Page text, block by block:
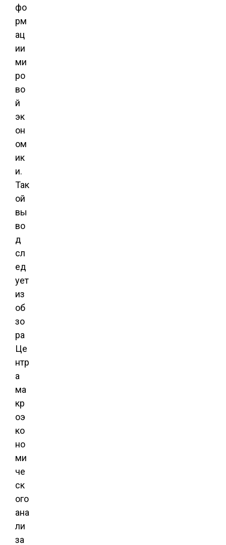
фо
рм
ац
ии
ми
ро
во
й
эк
он
ом
ик
и.
Так
ой
вы
во
д
сл
ед
ует
из
об
зо
ра
Це
нтр
а
ма
кр
оэ
ко
но
ми
че
ск
ого
ана
ли
за